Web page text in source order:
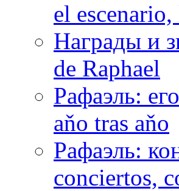
el
Награды и
de Raphael
Рафаэль:
aňo tras aňo
Рафаэль:
conciertos,